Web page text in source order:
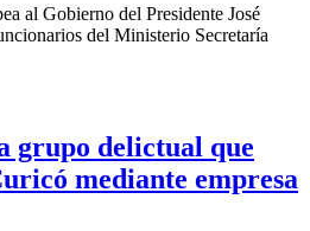
al Gobierno del Presidente José
del Ministerio Secretaría
grupo delictual que
mediante empresa